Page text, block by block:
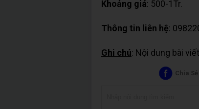
Khoảng giá: 500-1Tr.
Thông tin liên hệ:
Ghi chú: Nội dung bài
Chia Sẻ